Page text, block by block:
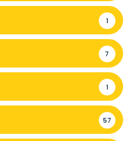
1
7
1
57